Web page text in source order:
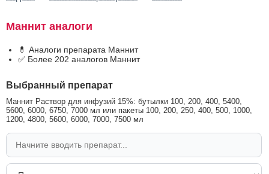
Маннит аналоги
💊 Аналоги препарата Маннит
✅ Более 202 аналогов Маннит
Выбранный препарат
Маннит Раствор для инфузий 15%: бутылки 100, 200, 400, 5400,
5600, 6000, 6750, 7000 мл или пакеты 100, 200, 250, 400, 500, 1000,
1200, 4800, 5600, 6000, 7000, 7500 мл